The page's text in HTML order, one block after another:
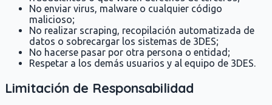
No enviar virus, malware o cualquier código
malicioso;
No realizar scraping, recopilación automatizada de
datos o sobrecargar los sistemas de 3DES;
No hacerse pasar por otra persona o entidad;
Respetar a los demás usuarios y al equipo de 3DES.
Limitación de Responsabilidad